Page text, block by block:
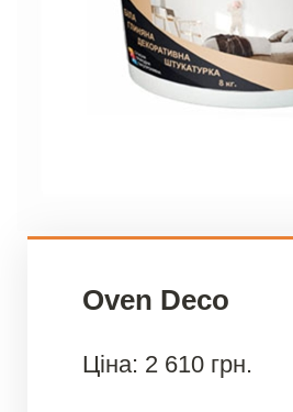
Oven Deco
Ціна: 2 610 грн.